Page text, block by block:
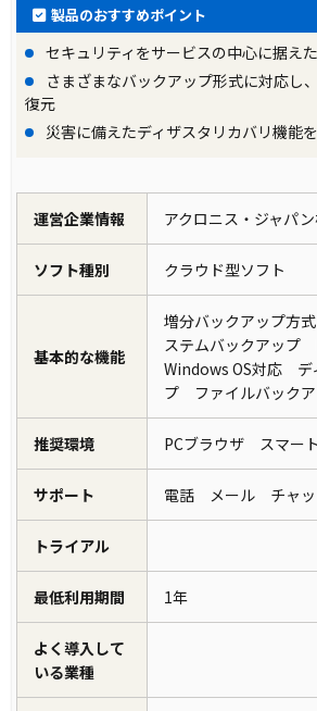
製品のおすすめポイント
セキュリティをサービスの中心に据え
さまざまなバックアップ形式に対応し
復元
災害に備えたディザスタリカバリ機能
運営企業情報 アクロニス・ジャパ
ソフト種別 クラウド型ソフト
基本的な機能
増分バックアップ
ステムバックアップ
Windows OS対応 デ
プ ファイルバック
推奨環境 PCブラウザ スマー
サポート 電話 メール チャ
トライアル
最低利用期間 1年
よく導入して
いる業種